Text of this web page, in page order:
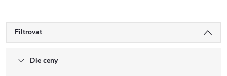
Filtrovat
Dle ceny